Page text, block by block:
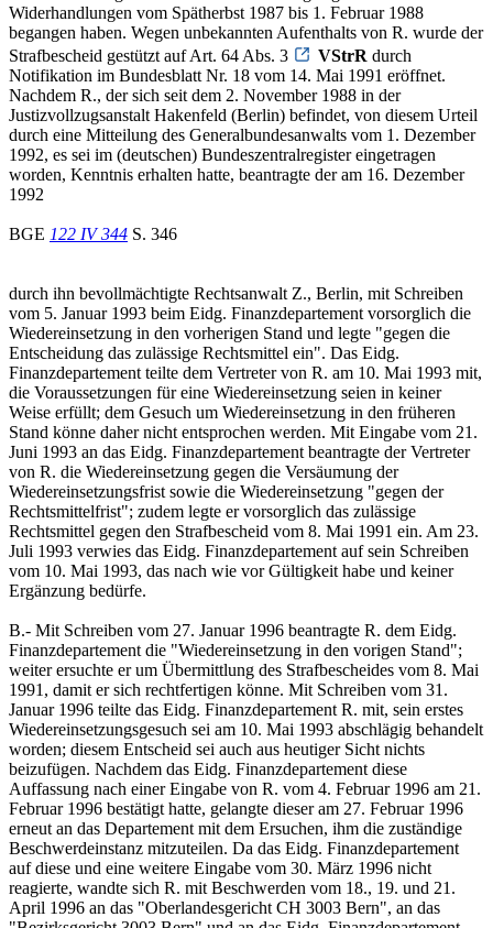
Widerhandlungen vom Spätherbst 1987 bis 1. Februar 1988
begangen haben. Wegen unbekannten Aufenthalts von R. wurde der
Strafbescheid gestützt auf Art. 64 Abs. 3
VStrR durch
Notifikation im Bundesblatt Nr. 18 vom 14. Mai 1991 eröffnet.
Nachdem R., der sich seit dem 2. November 1988 in der
Justizvollzugsanstalt Hakenfeld (Berlin) befindet, von diesem Urteil
durch eine Mitteilung des Generalbundesanwalts vom 1. Dezember
1992, es sei im (deutschen) Bundeszentralregister eingetragen
worden, Kenntnis erhalten hatte, beantragte der am 16. Dezember
1992
BGE 122 IV 344 S. 346
durch ihn bevollmächtigte Rechtsanwalt Z., Berlin, mit Schreiben
vom 5. Januar 1993 beim Eidg. Finanzdepartement vorsorglich die
Wiedereinsetzung in den vorherigen Stand und legte "gegen die
Entscheidung das zulässige Rechtsmittel ein". Das Eidg.
Finanzdepartement teilte dem Vertreter von R. am 10. Mai 1993 mit,
die Voraussetzungen für eine Wiedereinsetzung seien in keiner
Weise erfüllt; dem Gesuch um Wiedereinsetzung in den früheren
Stand könne daher nicht entsprochen werden. Mit Eingabe vom 21.
Juni 1993 an das Eidg. Finanzdepartement beantragte der Vertreter
von R. die Wiedereinsetzung gegen die Versäumung der
Wiedereinsetzungsfrist sowie die Wiedereinsetzung "gegen der
Rechtsmittelfrist"; zudem legte er vorsorglich das zulässige
Rechtsmittel gegen den Strafbescheid vom 8. Mai 1991 ein. Am 23.
Juli 1993 verwies das Eidg. Finanzdepartement auf sein Schreiben
vom 10. Mai 1993, das nach wie vor Gültigkeit habe und keiner
Ergänzung bedürfe.
B.- Mit Schreiben vom 27. Januar 1996 beantragte R. dem Eidg.
Finanzdepartement die "Wiedereinsetzung in den vorigen Stand";
weiter ersuchte er um Übermittlung des Strafbescheides vom 8. Mai
1991, damit er sich rechtfertigen könne. Mit Schreiben vom 31.
Januar 1996 teilte das Eidg. Finanzdepartement R. mit, sein erstes
Wiedereinsetzungsgesuch sei am 10. Mai 1993 abschlägig behandelt
worden; diesem Entscheid sei auch aus heutiger Sicht nichts
beizufügen. Nachdem das Eidg. Finanzdepartement diese
Auffassung nach einer Eingabe von R. vom 4. Februar 1996 am 21.
Februar 1996 bestätigt hatte, gelangte dieser am 27. Februar 1996
erneut an das Departement mit dem Ersuchen, ihm die zuständige
Beschwerdeinstanz mitzuteilen. Da das Eidg. Finanzdepartement
auf diese und eine weitere Eingabe vom 30. März 1996 nicht
reagierte, wandte sich R. mit Beschwerden vom 18., 19. und 21.
April 1996 an das "Oberlandesgericht CH 3003 Bern", an das